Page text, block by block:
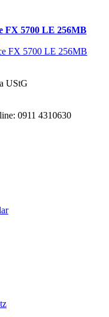
FX 5700 LE 256MB
UStG
0911 4310630